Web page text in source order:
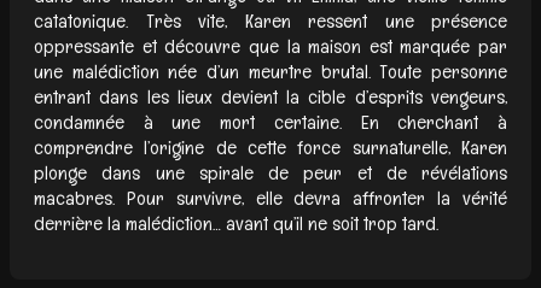
catatonique. Très vite, Karen ressent une présence
oppressante et découvre que la maison est marquée par
une malédiction née d’un meurtre brutal. Toute personne
entrant dans les lieux devient la cible d’esprits vengeurs,
condamnée à une mort certaine. En cherchant à
comprendre l’origine de cette force surnaturelle, Karen
plonge dans une spirale de peur et de révélations
macabres. Pour survivre, elle devra affronter la vérité
derrière la malédiction… avant qu’il ne soit trop tard.